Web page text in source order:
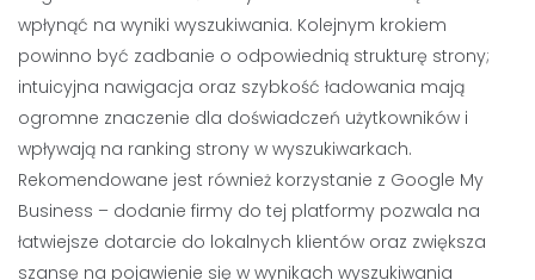
wpłynąć na wyniki wyszukiwania. Kolejnym krokiem
powinno być zadbanie o odpowiednią strukturę strony;
intuicyjna nawigacja oraz szybkość ładowania mają
ogromne znaczenie dla doświadczeń użytkowników i
wpływają na ranking strony w wyszukiwarkach.
Rekomendowane jest również korzystanie z Google My
Business – dodanie firmy do tej platformy pozwala na
łatwiejsze dotarcie do lokalnych klientów oraz zwiększa
szansę na pojawienie się w wynikach wyszukiwania